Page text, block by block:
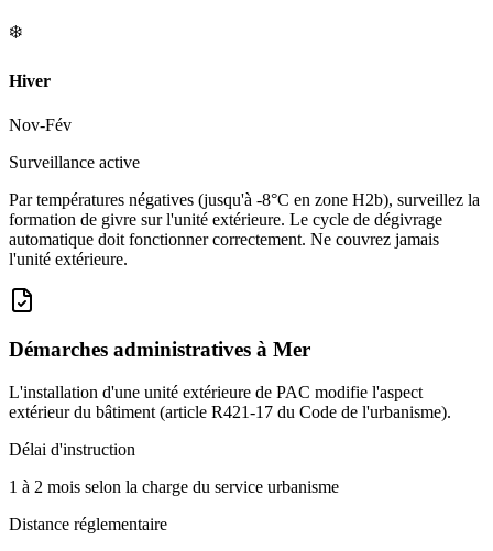
❄️
Hiver
Nov-Fév
Surveillance active
Par températures négatives (jusqu'à -8°C en zone H2b), surveillez la
formation de givre sur l'unité extérieure. Le cycle de dégivrage
automatique doit fonctionner correctement. Ne couvrez jamais
l'unité extérieure.
Démarches administratives à Mer
L'installation d'une unité extérieure de PAC modifie l'aspect
extérieur du bâtiment (article R421-17 du Code de l'urbanisme).
Délai d'instruction
1 à 2 mois selon la charge du service urbanisme
Distance réglementaire